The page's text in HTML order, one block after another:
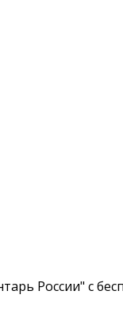
России" с